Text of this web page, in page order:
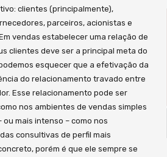
clientes (principalmente),
parceiros, acionistas e
vendas estabelecer uma relação de
clientes deve ser a principal meta do
esquecer que a efetivação da
do relacionamento travado entre
Esse relacionamento pode ser
nos ambientes de vendas simples
mais intenso – como nos
consultivas de perfil mais
porém é que ele sempre se